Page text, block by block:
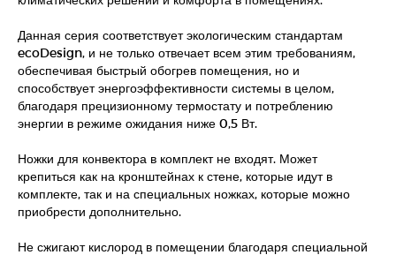
Данная серия соответствует экологическим стандартам
ecoDesign, и не только отвечает всем этим требованиям,
обеспечивая быстрый обогрев помещения, но и
способствует энергоэффективности системы в целом,
благодаря прецизионному термостату и потреблению
энергии в режиме ожидания ниже 0,5 Вт.
Ножки для конвектора в комплект не входят. Может
крепиться как на кронштейнах к стене, которые идут в
комплекте, так и на специальных ножках, которые можно
приобрести дополнительно.
Не сжигают кислород в помещении благодаря специальной